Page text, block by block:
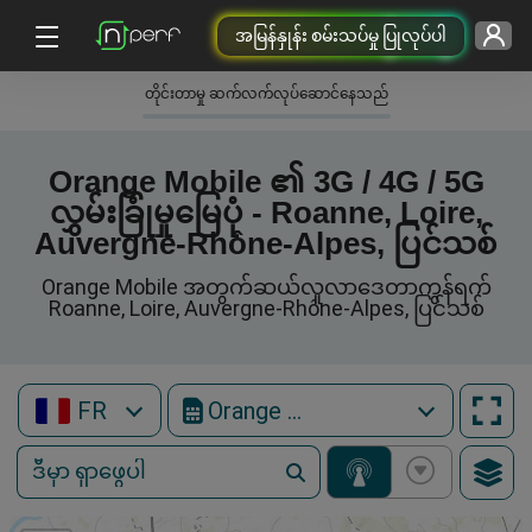
အမြန်နှုန်း စမ်းသပ်မှု ပြုလုပ်ပါ
တိုင်းတာမှု ဆက်လက်လုပ်ဆောင်နေသည်
Orange Mobile ၏ 3G / 4G / 5G
လွှမ်းခြုံမှုမြေပုံ - Roanne, Loire,
Auvergne-Rhône-Alpes, ပြင်သစ်
Orange Mobile အတွက်ဆယ်လူလာဒေတာကွန်ရက်
Roanne, Loire, Auvergne-Rhône-Alpes, ပြင်သစ်
FR Orange Mobile